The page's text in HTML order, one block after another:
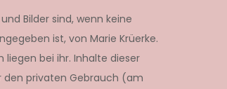
Bilder sind, wenn keine
ist, von Marie Krüerke.
liegen bei ihr. Inhalte dieser
den privaten Gebrauch (am